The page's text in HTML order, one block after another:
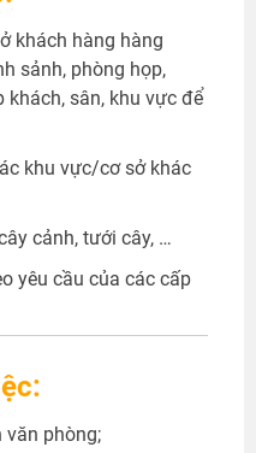
khách hàng hàng
sảnh, phòng họp,
khách, sân, khu vực để
khu vực/cơ sở khác
cảnh, tưới cây, …
yêu cầu của các cấp
văn phòng;